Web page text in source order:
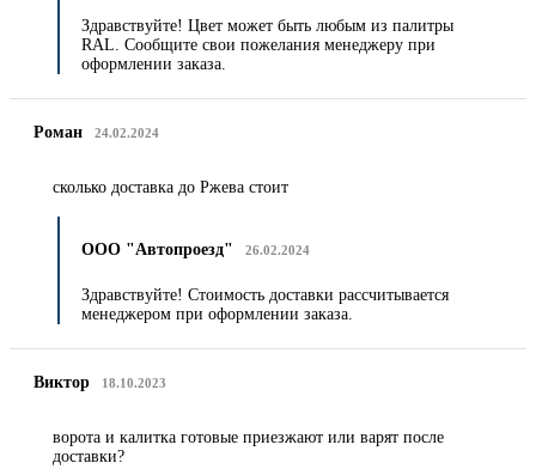
Здравствуйте! Цвет может быть любым из палитры
RAL. Сообщите свои пожелания менеджеру при
оформлении заказа.
Роман 24.02.2024
сколько доставка до Ржева стоит
ООО "Автопроезд" 26.02.2024
Здравствуйте! Стоимость доставки рассчитывается
менеджером при оформлении заказа.
Виктор 18.10.2023
ворота и калитка готовые приезжают или варят после
доставки?